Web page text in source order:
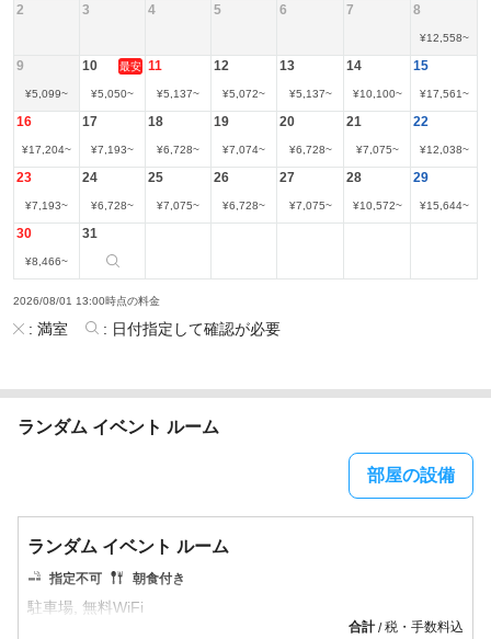
2 3 4 5 6 7 8
¥12,558~
9
¥5,099~
10 最安
¥5,050~
11
¥5,137~
12
¥5,072~
13
¥5,137~
14
¥10,100~
15
¥17,561~
16
¥17,204~
17
¥7,193~
18
¥6,728~
19
¥7,074~
20
¥6,728~
21
¥7,075~
22
¥12,038~
23
¥7,193~
24
¥6,728~
25
¥7,075~
26
¥6,728~
27
¥7,075~
28
¥10,572~
29
¥15,644~
30
¥8,466~
31
2026/08/01 13:00時点の料金
: 満室 : 日付指定して確認が必要
ランダム イベント ルーム
部屋の設備
ランダム イベント ルーム
指定不可 朝食付き
合計/税・手数料込